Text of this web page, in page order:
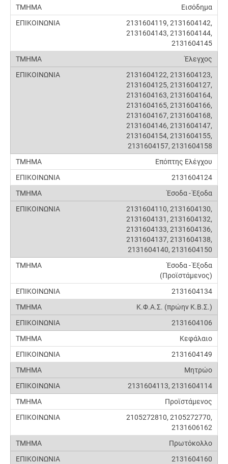
Εισόδημα
2131604119, 2131604142,
2131604143, 2131604144,
2131604145
Έλεγχος
2131604122, 2131604123,
2131604125, 2131604127,
2131604163, 2131604164,
2131604165, 2131604166,
2131604167, 2131604168,
2131604146, 2131604147,
2131604154, 2131604155,
2131604157, 2131604158
Επόπτης Ελέγχου
2131604124
Έσοδα - Έξοδα
2131604110, 2131604130,
2131604131, 2131604132,
2131604133, 2131604136,
2131604137, 2131604138,
2131604140, 2131604150
Έσοδα - Έξοδα
(Προϊστάμενος)
2131604134
Κ.Φ.Α.Σ. (πρώην Κ.Β.Σ.)
2131604106
Κεφάλαιο
2131604149
Μητρώο
2131604113, 2131604114
Προϊστάμενος
2105272810, 2105272770,
2131606162
Πρωτόκολλο
2131604160